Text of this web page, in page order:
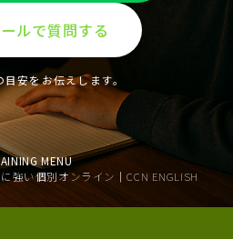
ルで質問する
安をお伝えします。
MENU
強い個別オンライン｜CCN ENGLISH